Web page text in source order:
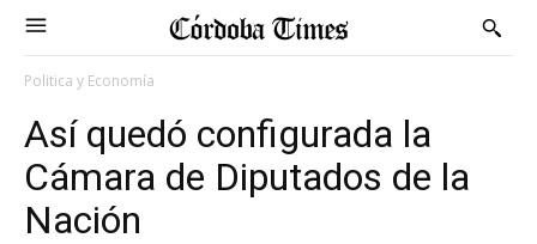
Politica y Economía
Así quedó configurada la
Cámara de Diputados de la
Nación